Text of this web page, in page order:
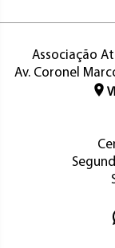
Associação
Av. Coronel